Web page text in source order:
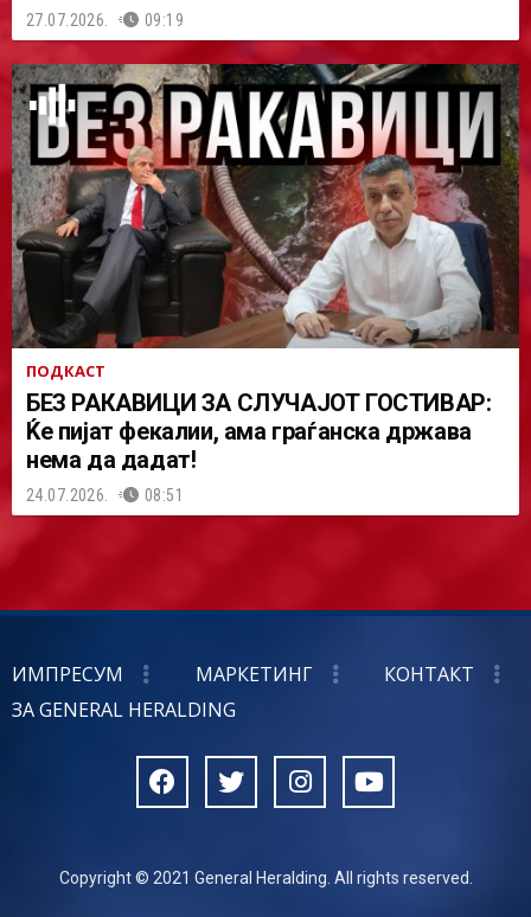
27.07.2026. 09:19
ПОДКАСТ
БЕЗ РАКАВИЦИ ЗА СЛУЧАЈОТ ГОСТИВАР:
Ќе пијат фекалии, ама граѓанска држава
нема да дадат!
24.07.2026. 08:51
ИМПРЕСУМ МАРКЕТИНГ
КОНТАКТ
ЗА GENERAL HERALDING
Copyright © 2021 General Heralding. All rights reserved.